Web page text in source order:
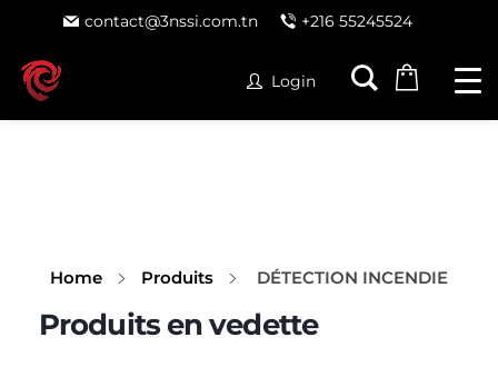
contact@3nssi.com.tn +216 55245524
Login
Home Produits DÉTECTION INCENDIE